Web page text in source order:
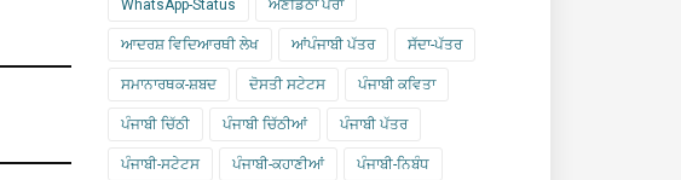
WhatsApp-Status ਅਣਡਿੱਠਾ ਪੈਰਾ
ਆਦਰਸ਼ ਵਿਦਿਆਰਥੀ ਲੇਖ ਆਂਪੰਜਾਬੀ ਪੱਤਰ ਸੱਦਾ-ਪੱਤਰ
ਸਮਾਨਾਰਥਕ-ਸ਼ਬਦ ਦੋਸਤੀ ਸਟੇਟਸ ਪੰਜਾਬੀ ਕਵਿਤਾ
ਪੰਜਾਬੀ ਚਿੱਠੀ ਪੰਜਾਬੀ ਚਿੱਠੀਆਂ ਪੰਜਾਬੀ ਪੱਤਰ
ਪੰਜਾਬੀ-ਸਟੇਟਸ ਪੰਜਾਬੀ-ਕਹਾਣੀਆਂ ਪੰਜਾਬੀ-ਨਿਬੰਧ